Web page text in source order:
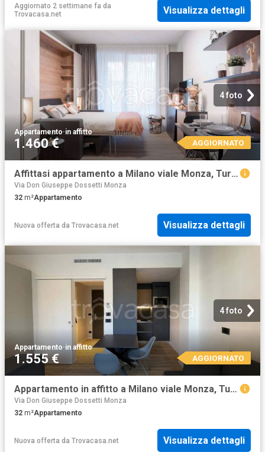
Aggiornato 2 settimane fa da
Trovacasa.net
Visualizza dettagli
4 foto
Appartamento·in affitto
1.460 € AGGIORNATO
Affittasi appartamento a Milano viale Monza, Turro
Via Don Giuseppe Dossetti Monza
32 m²Appartamento
Nuova offerta da Trovacasa.net Visualizza dettagli
4 foto
Appartamento·in affitto
1.555 € AGGIORNATO
Appartamento in affitto a Milano viale Monza, Turro
Via Don Giuseppe Dossetti Monza
32 m²Appartamento
Nuova offerta da Trovacasa.net Visualizza dettagli